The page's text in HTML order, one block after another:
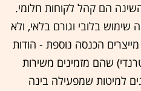
הם קהל לקוחות חלומי.
בלובי וגורם בלאי, ולא
הכנסה נוספת - הודות
שהם מזמינים משירות
למיטות שמפעילה בינה